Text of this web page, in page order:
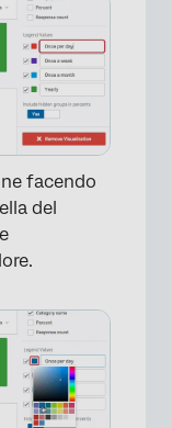
facendo
del